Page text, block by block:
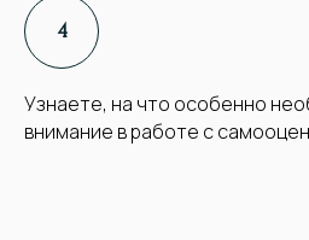
Узнаете, на что особенно
внимание в работе с